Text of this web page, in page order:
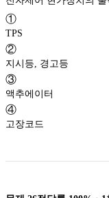
①
TPS
②
지시등, 경고등
③
액추에이터
④
고장코드